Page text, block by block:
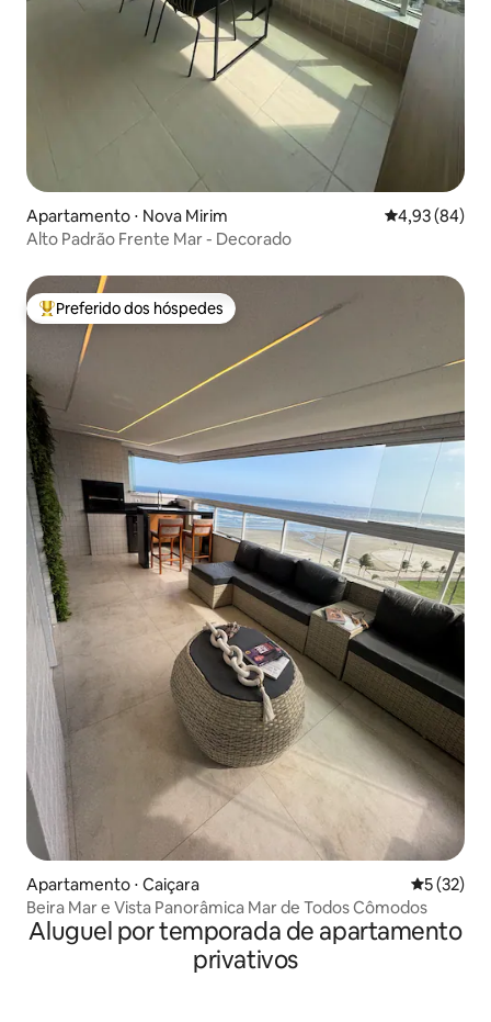
Apartamento ⋅ Nova Mirim 4,93 de uma
4,93 (84)
Alto Padrão Frente Mar - Decorado
Entre os melhores preferidos dos hóspedes
Preferido dos hóspedes
Apartamento ⋅ Caiçara 5 de uma
5 (32)
Beira Mar e Vista Panorâmica Mar de Todos Cômodos
Aluguel por temporada de apartamento
privativos